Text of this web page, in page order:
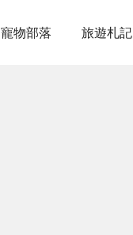
寵物部落 旅遊札記